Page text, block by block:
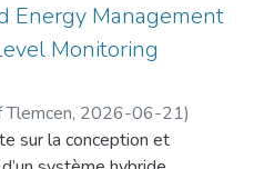
Energy Management
Monitoring
, 2026-06-21)
El Battoul
sur la conception et